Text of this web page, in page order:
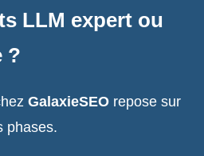
LLM expert ou
?
GalaxieSEO repose sur
phases.